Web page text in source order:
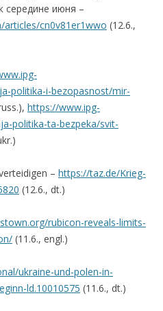
середине июня –
cn0v81er1wwo (12.6.,
politika-i-bezopasnost/mir-
https://www.ipg-
politika-ta-bezpeka/svit-
– https://taz.de/Krieg-
(12.6., dt.)
rubicon-reveals-limits-
(11.6., engl.)
ukraine-und-polen-in-
ld.10010575 (11.6., dt.)